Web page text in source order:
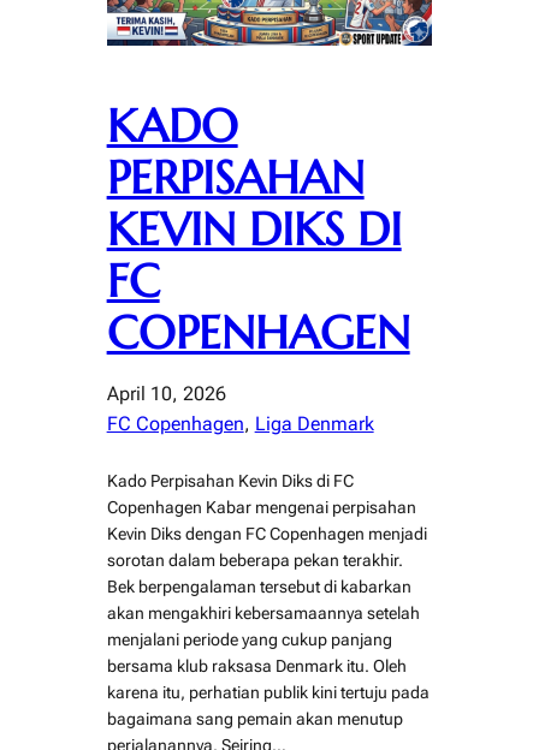
KADO
PERPISAHAN
KEVIN DIKS DI
FC
COPENHAGEN
April 10, 2026
FC Copenhagen, Liga Denmark
Kado Perpisahan Kevin Diks di FC
Copenhagen Kabar mengenai perpisahan
Kevin Diks dengan FC Copenhagen menjadi
sorotan dalam beberapa pekan terakhir.
Bek berpengalaman tersebut di kabarkan
akan mengakhiri kebersamaannya setelah
menjalani periode yang cukup panjang
bersama klub raksasa Denmark itu. Oleh
karena itu, perhatian publik kini tertuju pada
bagaimana sang pemain akan menutup
perjalanannya. Seiring…